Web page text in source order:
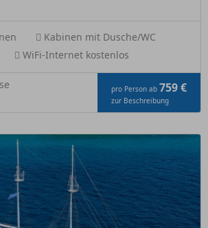
Kabinen mit Dusche/WC
WiFi-Internet kostenlos
pro Person ab 759 €
zur Beschreibung